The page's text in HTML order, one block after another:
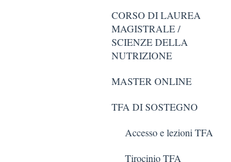
Date importanti
Disponibilità dei posti
immatricolazioni
CORSO DI LAUREA
MAGISTRALE /
SCIENZE DELLA
NUTRIZIONE
Esame di Laurea (consulta le
Nutrizione (consulta le 7
MASTER ONLINE
Domande generali Master
TFA DI SOSTEGNO
Accesso e lezioni TFA
Tirocinio TFA